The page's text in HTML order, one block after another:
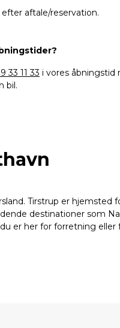
aftale/reservation.
33 11 33 i vores åbningstid
bil.
Tirstrup er
destinationer som
er her for forretning